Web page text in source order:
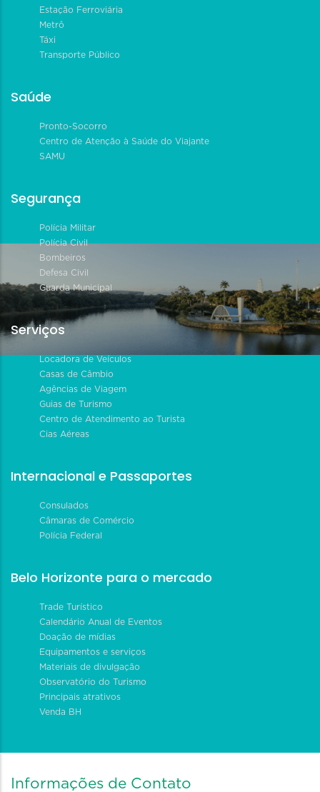
Estação Ferroviária
Metrô
Táxi
Transporte Público
Saúde
Pronto-Socorro
Centro de Atenção à Saúde do Viajante
SAMU
Segurança
Polícia Militar
Polícia Civil
Bombeiros
Defesa Civil
Guarda Municipal
Serviços
Locadora de Veículos
Casas de Câmbio
Agências de Viagem
Guias de Turismo
Centro de Atendimento ao Turista
Cias Aéreas
Internacional e Passaportes
Consulados
Câmaras de Comércio
Polícia Federal
Belo Horizonte para o mercado
Trade Turístico
Calendário Anual de Eventos
Doação de mídias
Equipamentos e serviços
Materiais de divulgação
Observatório do Turismo
Principais atrativos
Venda BH
Informações de Contato